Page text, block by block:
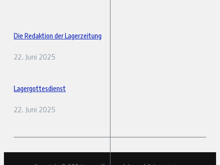
Die Redaktion der Lagerzeitung
22. Juni 2025
Lagergottesdienst
22. Juni 2025